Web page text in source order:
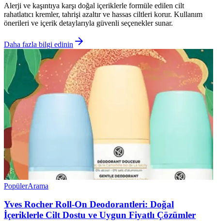
Alerji ve kaşıntıya karşı doğal içeriklerle formüle edilen cilt
rahatlatıcı kremler, tahrişi azaltır ve hassas ciltleri korur. Kullanım
önerileri ve içerik detaylarıyla güvenli seçenekler sunar.
Daha fazla bilgi edinin
PopülerArama
Yves Rocher Roll-On Deodorantleri: Doğal
İçeriklerle Cilt Dostu ve Uygun Fiyatlı Çözümler